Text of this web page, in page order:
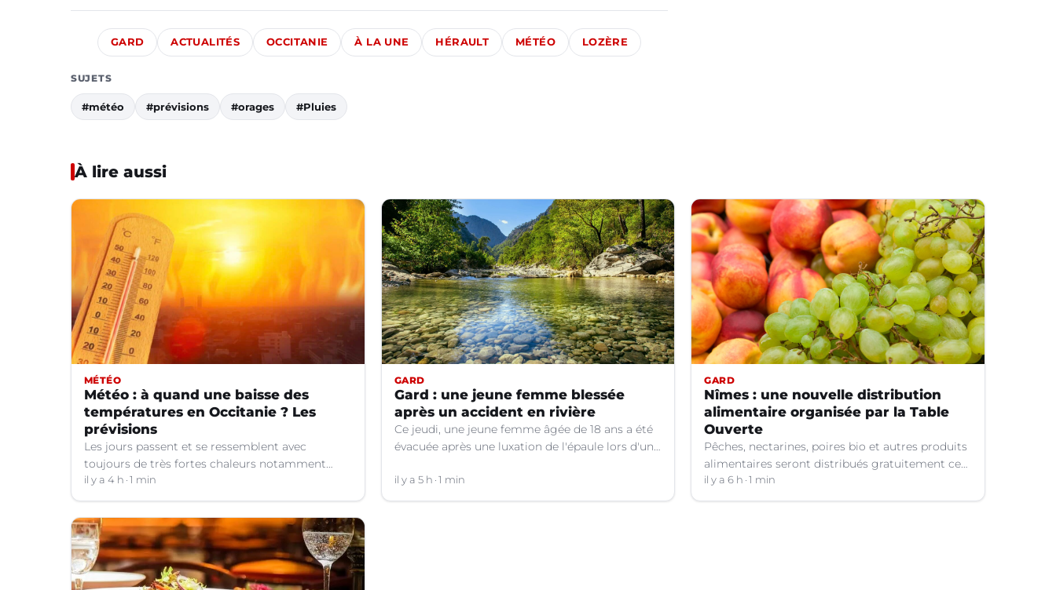
GARD ACTUALITÉS OCCITANIE À LA UNE HÉRAULT MÉTÉO LOZÈRE
SUJETS
#météo #prévisions #orages #Pluies
À lire aussi
MÉTÉO
Météo : à quand une baisse des
températures en Occitanie ? Les
prévisions
Les jours passent et se ressemblent avec
toujours de très fortes chaleurs notamment
dans le Languedoc. Jusqu’à quand ?
il y a 4 h 1 min
GARD
Gard : une jeune femme blessée
après un accident en rivière
Ce jeudi, une jeune femme âgée de 18 ans a été
évacuée après une luxation de l'épaule lors d'un
Valborgne (Gard).
il y a 5 h 1 min
GARD
Nîmes : une nouvelle distribution
alimentaire organisée par la Table
Ouverte
Pêches, nectarines, poires bio et autres produits
alimentaires seront distribués gratuitement ce
vendredi 7 août par les bénévoles de la Table
Ouverte à Nîmes (Gard).
il y a 6 h 1 min